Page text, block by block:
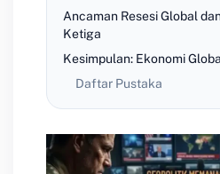
Ancaman Resesi Global
Ketiga
Kesimpulan: Ekonomi
Daftar Pustaka